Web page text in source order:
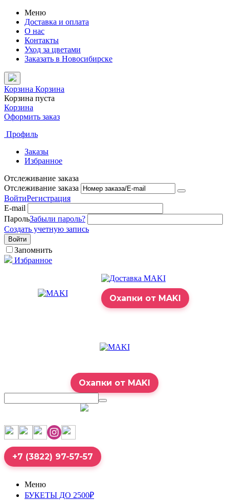
Меню
Доставка и оплата
О нас
Контакты
Уход за цветами
Заказать в Новосибирске
Корзина Корзина
Корзина пуста
Корзина
Оформить заказ
Профиль
Заказы
Избранное
Отслеживание заказа
Отслеживание заказа
ВойтиРегистрация
E-mail
ПарольЗабыли пароль?
Создать учетную запись
Войти
Запомнить
Избранное
Охапки от MAKI
Охапки от MAKI
+7 (3822) 97-57-57
Меню
БУКЕТЫ ДО 2500₽